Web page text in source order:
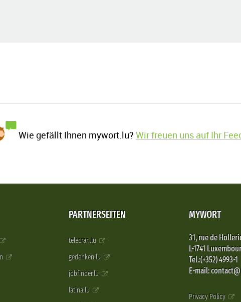
Wie gefällt Ihnen mywort.lu?Wir freuen uns auf Ihr
PARTNERSEITEN
telecran.lu
gedenken.lu
jobfinder.lu
latina.lu
MYWORT
31, rue de
L-1741
Tel.:(+352) 4993-1
E-mail:
Privacy Policy